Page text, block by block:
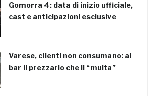
Gomorra 4: data di inizio ufficiale,
cast e anticipazioni esclusive
Varese, clienti non consumano: al
bar il prezzario che li “multa”